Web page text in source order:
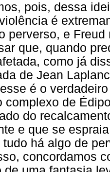
pois, dessa
é
perverso, e
que, quando
como já
de Jean
é o
complexo de
do
e que se
tudo há algo de
concordamos